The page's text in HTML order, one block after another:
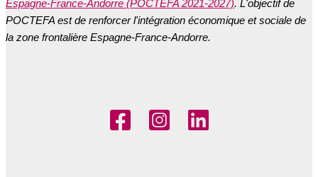
Espagne-France-Andorre (POCTEFA 2021-2027). L'objectif de
POCTEFA est de renforcer l'intégration économique et sociale de
la zone frontalière Espagne-France-Andorre.